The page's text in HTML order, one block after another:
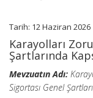
Tarih: 12 Haziran 2026
Karayolları
Şartlarında
Mevzuatın Adı:
Sigortası Genel